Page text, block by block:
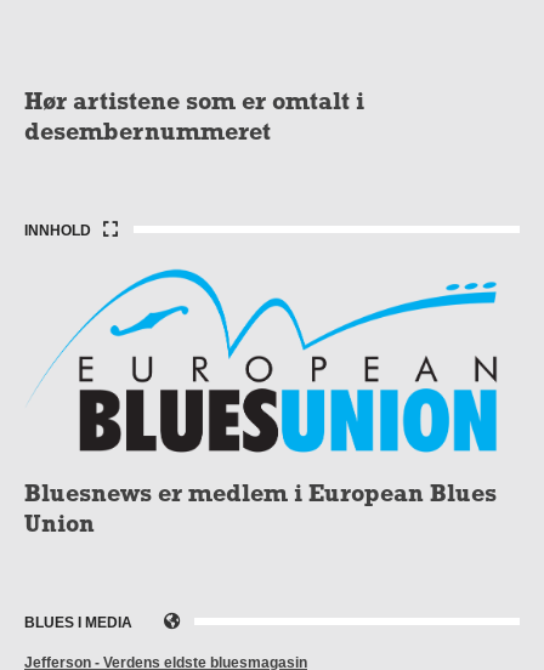
Hør artistene som er omtalt i
desembernummeret
INNHOLD
Bluesnews er medlem i European Blues
Union
BLUES I MEDIA
Jefferson - Verdens eldste bluesmagasin